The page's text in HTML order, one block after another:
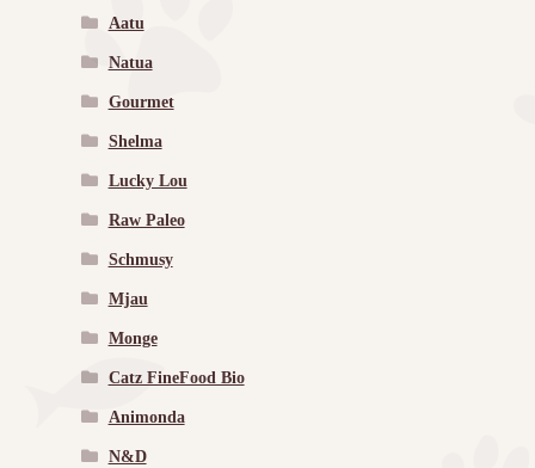
Aatu
Natua
Gourmet
Shelma
Lucky Lou
Raw Paleo
Schmusy
Mjau
Monge
Catz FineFood Bio
Animonda
N&D